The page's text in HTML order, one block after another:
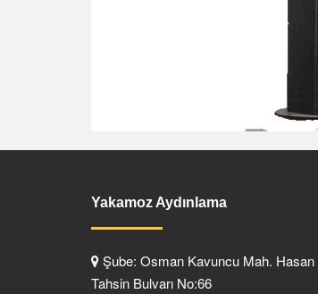
Yakamoz Aydınlama
Şube: Osman Kavuncu Mah. Hasan
Tahsin Bulvarı No:66